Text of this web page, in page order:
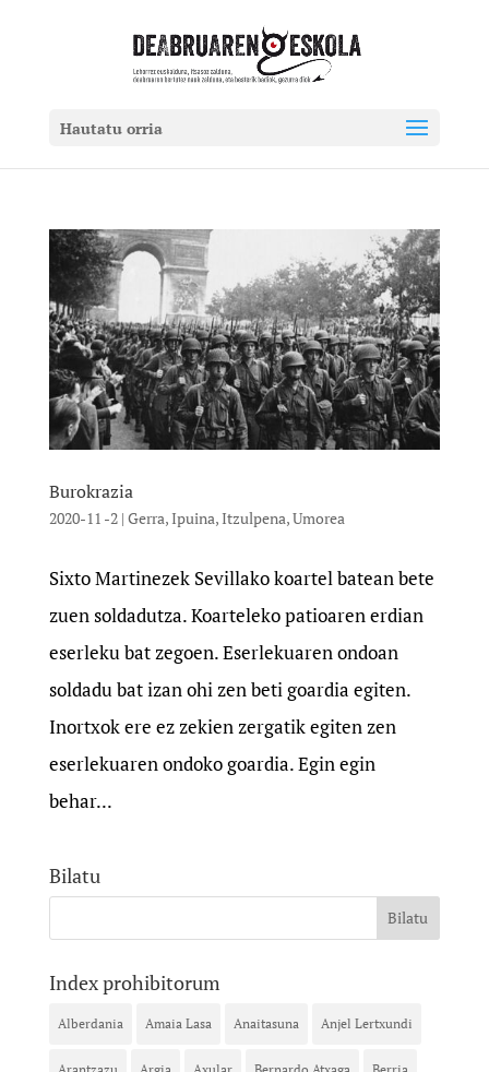
Hautatu orria
Burokrazia
2020-11 -2| Gerra,Ipuina,Itzulpena,Umorea
Sixto Martinezek Sevillako koartel batean bete
zuen soldadutza. Koarteleko patioaren erdian
eserleku bat zegoen. Eserlekuaren ondoan
soldadu bat izan ohi zen beti goardia egiten.
Inortxok ere ez zekien zergatik egiten zen
eserlekuaren ondoko goardia. Egin egin
behar...
Bilatu
Index prohibitorum
Alberdania Amaia Lasa Anaitasuna Anjel Lertxundi